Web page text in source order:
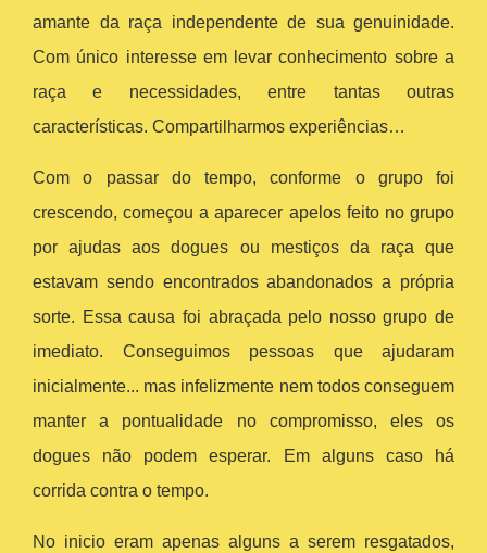
amante da raça independente de sua genuinidade.
Com único interesse em levar conhecimento sobre a
raça e necessidades, entre tantas outras
características. Compartilharmos experiências…
Com o passar do tempo, conforme o grupo foi
crescendo, começou a aparecer apelos feito no grupo
por ajudas aos dogues ou mestiços da raça que
estavam sendo encontrados abandonados a própria
sorte. Essa causa foi abraçada pelo nosso grupo de
imediato. Conseguimos pessoas que ajudaram
inicialmente... mas infelizmente nem todos conseguem
manter a pontualidade no compromisso, eles os
dogues não podem esperar. Em alguns caso há
corrida contra o tempo.
No inicio eram apenas alguns a serem resgatados,